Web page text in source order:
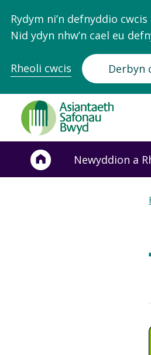
Rydym ni’n defnyddio
Nid ydyn nhw’n cael eu
Rheoli cwcis Derbyn
Food
Standards
Agency
Frontpage
Newyddion a